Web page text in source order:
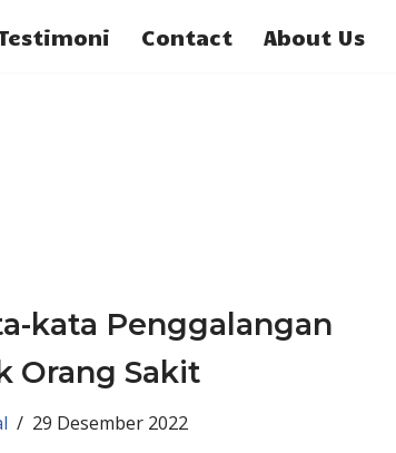
Contact About Us
kata Penggalangan
Orang Sakit
29 Desember 2022